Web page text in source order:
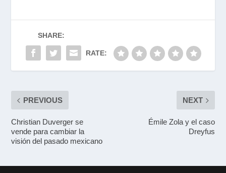
SHARE:
RATE:
PREVIOUS
Christian Duverger se
vende para cambiar la
visión del pasado mexicano
NEXT
Émile Zola y el caso
Dreyfus